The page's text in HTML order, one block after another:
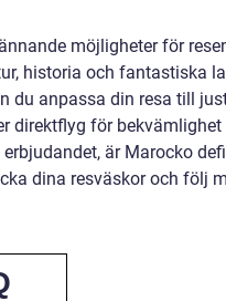
möjligheter för
historia och fantastiska
du anpassa din resa till
direktflyg för bekvämlighet
är Marocko
dina resväskor och följ